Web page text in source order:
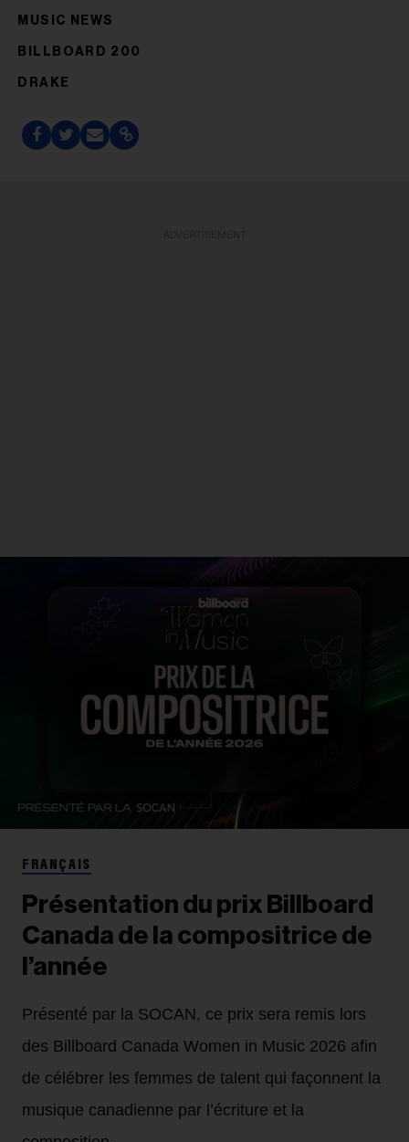
MUSIC NEWS
BILLBOARD 200
DRAKE
FRANÇAIS
Présentation du prix Billboard
Canada de la compositrice de
l’année
Présenté par la SOCAN, ce prix sera remis lors
des Billboard Canada Women in Music 2026 afin
de célébrer les femmes de talent qui façonnent la
musique canadienne par l’écriture et la